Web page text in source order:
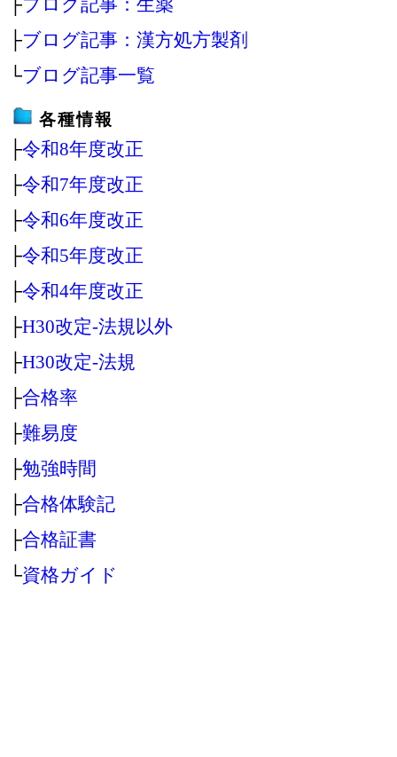
├ブログ記事：漢方処方製剤
└ブログ記事一覧
各種情報
├令和8年度改正
├令和7年度改正
├令和6年度改正
├令和5年度改正
├令和4年度改正
├H30改定‐法規以外
├H30改定‐法規
├合格率
├難易度
├勉強時間
├合格体験記
├合格証書
└資格ガイド